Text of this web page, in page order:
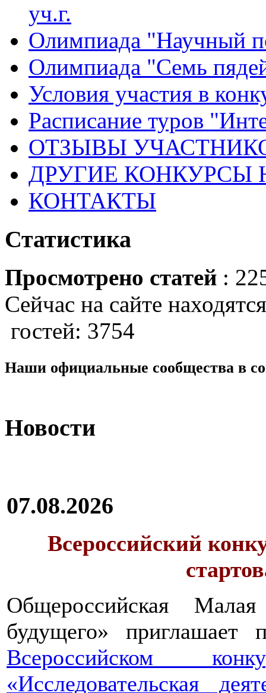
уч.г.
Олимпиада "Научный
Олимпиада "Семь
Условия участия в
Расписание туров
ОТЗЫВЫ
ДРУГИЕ
КОНТАКТЫ
Статистика
Просмотрено статей :
Сейчас на сайте
гостей: 3754
Наши официальные сообщества в
Новости
07.08.2026
Всероссийский
Общероссийская
будущего» приглашает
Всероссийском
«Исследовательская